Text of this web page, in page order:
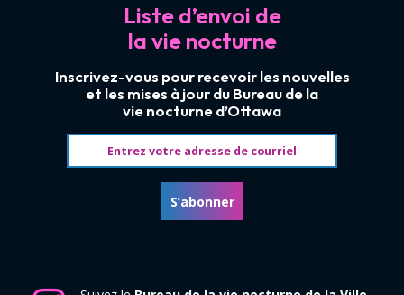
Liste d’envoi de
la vie nocturne
Inscrivez-vous pour recevoir les nouvelles
et les mises à jour du Bureau de la
vie nocturne d’Ottawa
S’abonner